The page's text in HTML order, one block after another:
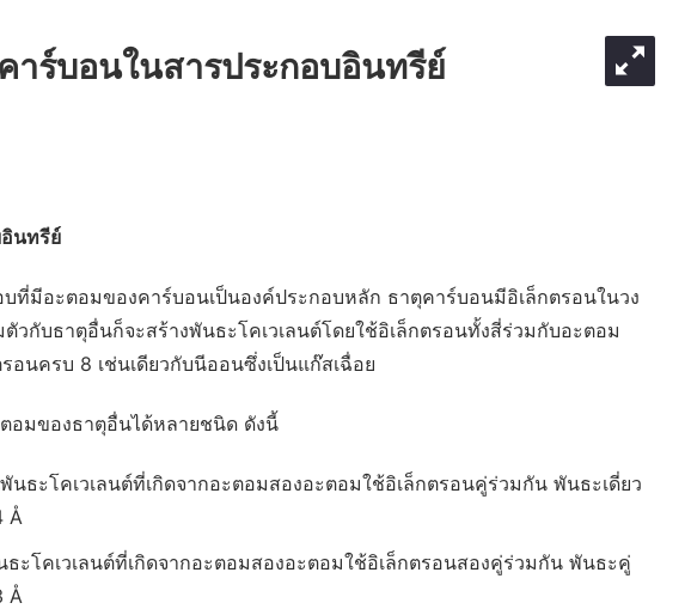
าร์บอนในสารประกอบอินทรีย์
นทรีย์
ที่มีอะตอมของคาร์บอนเป็นองค์ประกอบหลัก ธาตุคาร์บอนมีอิเล็กตรอนในวง
วกับธาตุอื่นก็จะสร้างพันธะโคเวเลนต์โดยใช้อิเล็กตรอนทั้งสี่ร่วมกับอะตอม
อนครบ 8 เช่นเดียวกับนีออนซึ่งเป็นแก๊สเฉื่อย
อมของธาตุอื่นได้หลายชนิด ดังนี้
นธะโคเวเลนต์ที่เกิดจากอะตอมสองอะตอมใช้อิเล็กตรอนคู่ร่วมกัน พันธะเดี่ยว
Å
ธะโคเวเลนต์ที่เกิดจากอะตอมสองอะตอมใช้อิเล็กตรอนสองคู่ร่วมกัน พันธะคู่
Å